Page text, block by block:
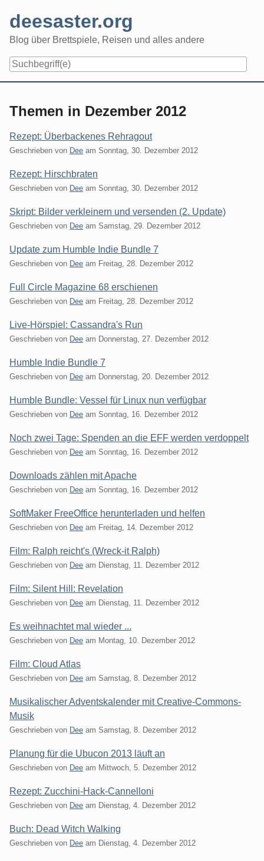
content
deesaster.org
Blog über Brettspiele, Reisen und alles andere
Themen in Dezember 2012
Rezept: Überbackenes Rehragout
Geschrieben von Dee am Sonntag, 30. Dezember 2012
Rezept: Hirschbraten
Geschrieben von Dee am Sonntag, 30. Dezember 2012
Skript: Bilder verkleinern und versenden (2. Update)
Geschrieben von Dee am Samstag, 29. Dezember 2012
Update zum Humble Indie Bundle 7
Geschrieben von Dee am Freitag, 28. Dezember 2012
Full Circle Magazine 68 erschienen
Geschrieben von Dee am Freitag, 28. Dezember 2012
Live-Hörspiel: Cassandra's Run
Geschrieben von Dee am Donnerstag, 27. Dezember 2012
Humble Indie Bundle 7
Geschrieben von Dee am Donnerstag, 20. Dezember 2012
Humble Bundle: Vessel für Linux nun verfügbar
Geschrieben von Dee am Sonntag, 16. Dezember 2012
Noch zwei Tage: Spenden an die EFF werden verdoppelt
Geschrieben von Dee am Sonntag, 16. Dezember 2012
Downloads zählen mit Apache
Geschrieben von Dee am Sonntag, 16. Dezember 2012
SoftMaker FreeOffice herunterladen und helfen
Geschrieben von Dee am Freitag, 14. Dezember 2012
Film: Ralph reicht's (Wreck-it Ralph)
Geschrieben von Dee am Dienstag, 11. Dezember 2012
Film: Silent Hill: Revelation
Geschrieben von Dee am Dienstag, 11. Dezember 2012
Es weihnachtet mal wieder ...
Geschrieben von Dee am Montag, 10. Dezember 2012
Film: Cloud Atlas
Geschrieben von Dee am Samstag, 8. Dezember 2012
Musikalischer Adventskalender mit Creative-Commons-
Musik
Geschrieben von Dee am Samstag, 8. Dezember 2012
Planung für die Ubucon 2013 läuft an
Geschrieben von Dee am Mittwoch, 5. Dezember 2012
Rezept: Zucchini-Hack-Cannelloni
Geschrieben von Dee am Dienstag, 4. Dezember 2012
Buch: Dead Witch Walking
Geschrieben von Dee am Dienstag, 4. Dezember 2012